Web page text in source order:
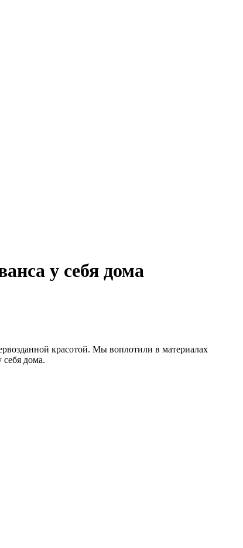
у себя дома
красотой. Мы воплотили в материалах
дома.